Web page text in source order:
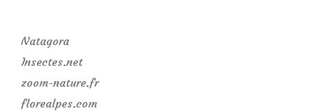
Natagora
Insectes.net
zoom-nature.fr
florealpes.com